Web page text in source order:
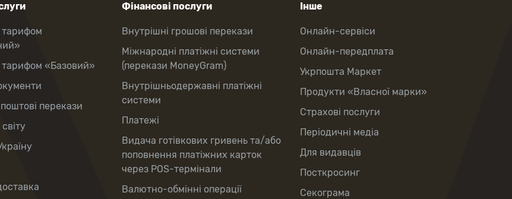
тарифом
тарифом «Базовий»
перекази
Фінансові послуги
Внутрішні грошові перекази
Міжнародні платіжні системи
(перекази MoneyGram)
Внутрішньодержавні платіжні
системи
Платежі
Видача готівкових гривень та/або
поповнення платіжних карток
через POS-термінали
Валютно-обмінні операції
Інше
Онлайн-сервіси
Онлайн-передплата
Укрпошта Маркет
Продукти «Власної марки»
Страхові послуги
Періодичні медіа
Для видавців
Посткросинг
Секограма